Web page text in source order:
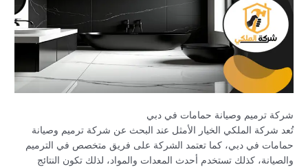
شركة ترميم وصيانة حمامات في دبي
تُعد شركة الملكي الخيار الأمثل عند البحث عن شركة ترميم وصيانة
حمامات في دبي، كما تعتمد الشركة على فريق متخصص في الترميم
والصيانة، كذلك تستخدم أحدث المعدات والمواد، لذلك تكون النتائج